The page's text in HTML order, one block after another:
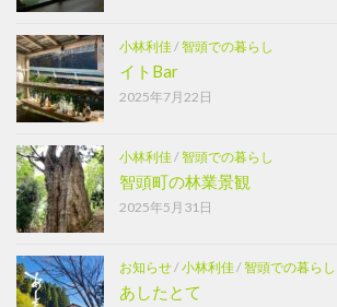
小林利佳/智頭での暮らし
イトBar
2025年7月22日
小林利佳/智頭での暮らし
智頭町の林業景観
2025年5月31日
お知らせ/小林利佳/智頭での暮らし
あしたとて